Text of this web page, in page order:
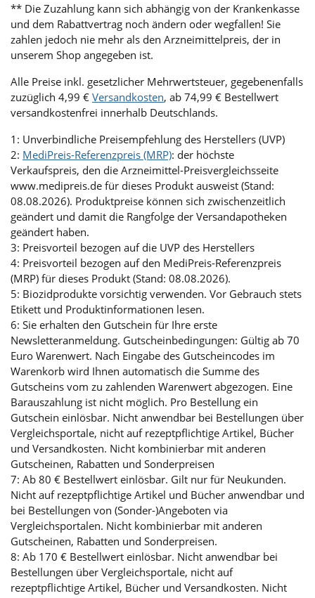
** Die Zuzahlung kann sich abhängig von der Krankenkasse
und dem Rabattvertrag noch ändern oder wegfallen! Sie
zahlen jedoch nie mehr als den Arzneimittelpreis, der in
unserem Shop angegeben ist.
Alle Preise inkl. gesetzlicher Mehrwertsteuer, gegebenenfalls
zuzüglich 4,99 € Versandkosten, ab 74,99 € Bestellwert
versandkostenfrei innerhalb Deutschlands.
1: Unverbindliche Preisempfehlung des Herstellers (UVP)
2: MediPreis-Referenzpreis (MRP): der höchste
Verkaufspreis, den die Arzneimittel-Preisvergleichsseite
www.medipreis.de für dieses Produkt ausweist (Stand:
08.08.2026). Produktpreise können sich zwischenzeitlich
geändert und damit die Rangfolge der Versandapotheken
geändert haben.
3: Preisvorteil bezogen auf die UVP des Herstellers
4: Preisvorteil bezogen auf den MediPreis-Referenzpreis
(MRP) für dieses Produkt (Stand: 08.08.2026).
5: Biozidprodukte vorsichtig verwenden. Vor Gebrauch stets
Etikett und Produktinformationen lesen.
6: Sie erhalten den Gutschein für Ihre erste
Newsletteranmeldung. Gutscheinbedingungen: Gültig ab 70
Euro Warenwert. Nach Eingabe des Gutscheincodes im
Warenkorb wird Ihnen automatisch die Summe des
Gutscheins vom zu zahlenden Warenwert abgezogen. Eine
Barauszahlung ist nicht möglich. Pro Bestellung ein
Gutschein einlösbar. Nicht anwendbar bei Bestellungen über
Vergleichsportale, nicht auf rezeptpflichtige Artikel, Bücher
und Versandkosten. Nicht kombinierbar mit anderen
Gutscheinen, Rabatten und Sonderpreisen
7: Ab 80 € Bestellwert einlösbar. Gilt nur für Neukunden.
Nicht auf rezeptpflichtige Artikel und Bücher anwendbar und
bei Bestellungen von (Sonder-)Angeboten via
Vergleichsportalen. Nicht kombinierbar mit anderen
Gutscheinen, Rabatten und Sonderpreisen.
8: Ab 170 € Bestellwert einlösbar. Nicht anwendbar bei
Bestellungen über Vergleichsportale, nicht auf
rezeptpflichtige Artikel, Bücher und Versandkosten. Nicht